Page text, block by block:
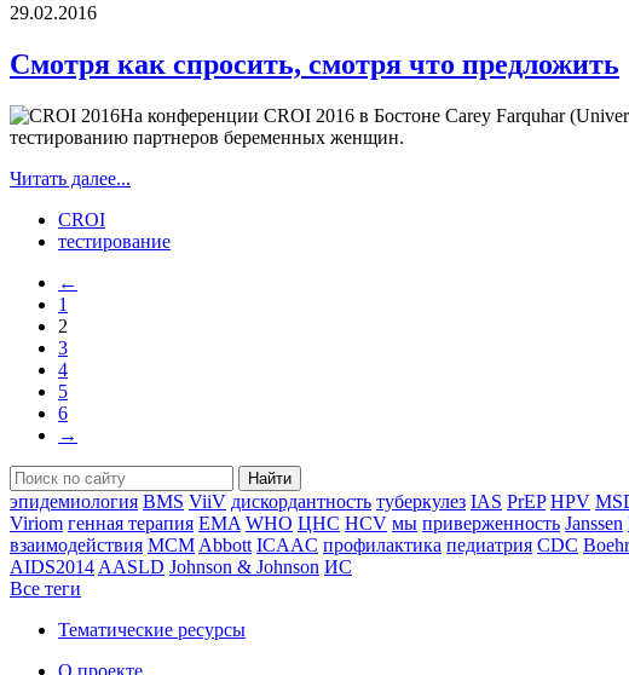
29.02.2016
Смотря как спросить, смотря что предложить
На конференции CROI 2016 в Бостоне Carey Farquhar
тестированию партнеров беременных женщин.
Читать далее...
CROI
тестирование
←
1
2
3
4
5
6
→
Найти
эпидемиология BMS ViiV дискордантность туберкулез IAS PrEP HPV
Viriom генная терапия EMA WHO ЦНС HCV мы приверженность Janssen
взаимодействия MCM Abbott ICAAC профилактика педиатрия CDC
AIDS2014 AASLD Johnson & Johnson ИС
Все теги
Тематические ресурсы
О проекте